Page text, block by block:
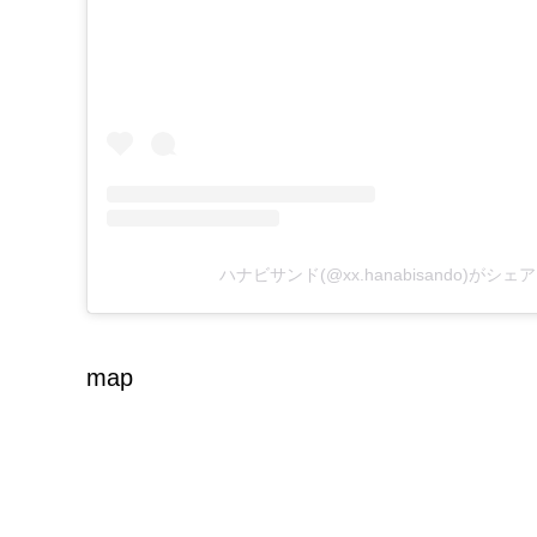
ハナビサンド(@xx.hanabisando)がシェ
map